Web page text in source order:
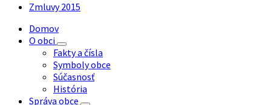
Zmluvy 2015
Domov
O obci
Fakty a čísla
Symboly obce
Súčasnosť
História
Správa obce